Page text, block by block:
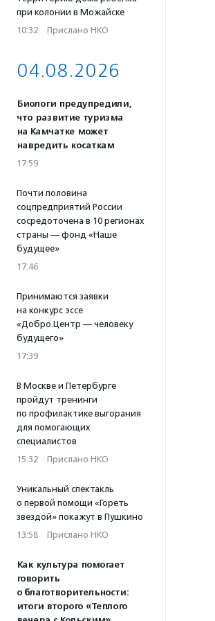
при колонии в Можайске
10:32 · Прислано НКО
04.08.2026
Биологи предупредили,
что развитие туризма
на Камчатке может
навредить косаткам
17:59
Почти половина
соцпредприятий России
сосредоточена в 10 регионах
страны — фонд «Наше
будущее»
17:46
Принимаются заявки
на конкурс эссе
«Добро.Центр — человеку
будущего»
17:39
В Москве и Петербурге
пройдут тренинги
по профилактике выгорания
для помогающих
специалистов
15:32 · Прислано НКО
Уникальный спектакль
о первой помощи «Гореть
звездой» покажут в Пушкино
13:58 · Прислано НКО
Как культура помогает
говорить
о благотворительности:
итоги второго «Теплого